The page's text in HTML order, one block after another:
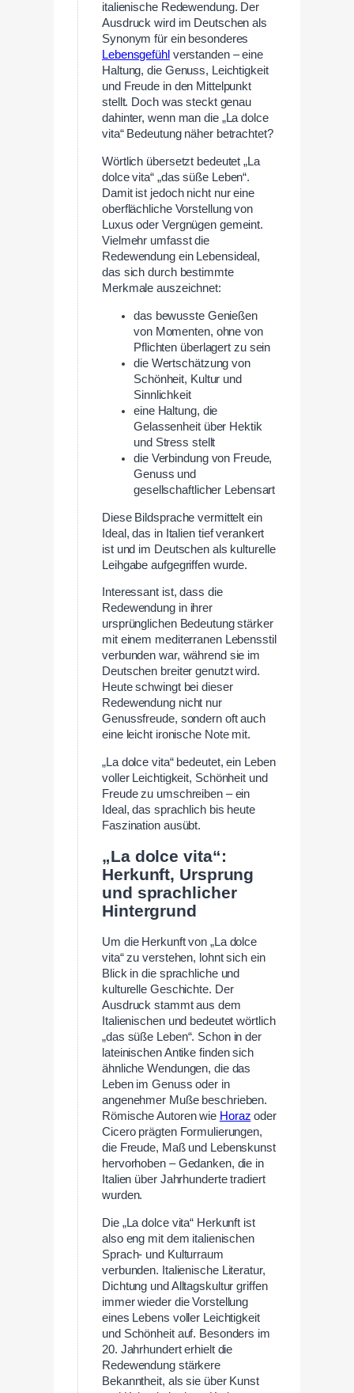
italienische Redewendung. Der
Ausdruck wird im Deutschen als
Synonym für ein besonderes
Lebensgefühl verstanden – eine
Haltung, die Genuss, Leichtigkeit
und Freude in den Mittelpunkt
stellt. Doch was steckt genau
dahinter, wenn man die „La dolce
vita“ Bedeutung näher betrachtet?
Wörtlich übersetzt bedeutet „La
dolce vita“ „das süße Leben“.
Damit ist jedoch nicht nur eine
oberflächliche Vorstellung von
Luxus oder Vergnügen gemeint.
Vielmehr umfasst die
Redewendung ein Lebensideal,
das sich durch bestimmte
Merkmale auszeichnet:
das bewusste Genießen
von Momenten, ohne von
Pflichten überlagert zu sein
die Wertschätzung von
Schönheit, Kultur und
Sinnlichkeit
eine Haltung, die
Gelassenheit über Hektik
und Stress stellt
die Verbindung von Freude,
Genuss und
gesellschaftlicher Lebensart
Diese Bildsprache vermittelt ein
Ideal, das in Italien tief verankert
ist und im Deutschen als kulturelle
Leihgabe aufgegriffen wurde.
Interessant ist, dass die
Redewendung in ihrer
ursprünglichen Bedeutung stärker
mit einem mediterranen Lebensstil
verbunden war, während sie im
Deutschen breiter genutzt wird.
Heute schwingt bei dieser
Redewendung nicht nur
Genussfreude, sondern oft auch
eine leicht ironische Note mit.
„La dolce vita“ bedeutet, ein Leben
voller Leichtigkeit, Schönheit und
Freude zu umschreiben – ein
Ideal, das sprachlich bis heute
Faszination ausübt.
„La dolce vita“:
Herkunft, Ursprung
und sprachlicher
Hintergrund
Um die Herkunft von „La dolce
vita“ zu verstehen, lohnt sich ein
Blick in die sprachliche und
kulturelle Geschichte. Der
Ausdruck stammt aus dem
Italienischen und bedeutet wörtlich
„das süße Leben“. Schon in der
lateinischen Antike finden sich
ähnliche Wendungen, die das
Leben im Genuss oder in
angenehmer Muße beschrieben.
Römische Autoren wie Horaz oder
Cicero prägten Formulierungen,
die Freude, Maß und Lebenskunst
hervorhoben – Gedanken, die in
Italien über Jahrhunderte tradiert
wurden.
Die „La dolce vita“ Herkunft ist
also eng mit dem italienischen
Sprach- und Kulturraum
verbunden. Italienische Literatur,
Dichtung und Alltagskultur griffen
immer wieder die Vorstellung
eines Lebens voller Leichtigkeit
und Schönheit auf. Besonders im
20. Jahrhundert erhielt die
Redewendung stärkere
Bekanntheit, als sie über Kunst